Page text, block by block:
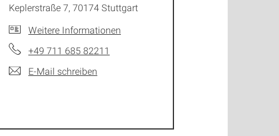
Keplerstraße 7, 70174 Stuttgart
Weitere Informationen
+49 711 685 82211
E-Mail schreiben